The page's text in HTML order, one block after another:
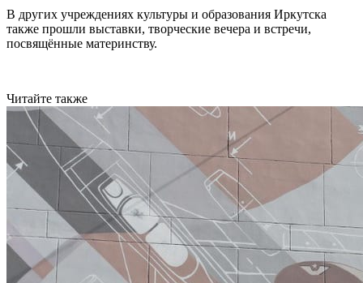
В других учреждениях культуры и образования Иркутска
также прошли выставки, творческие вечера и встречи,
посвящённые материнству.
Читайте также